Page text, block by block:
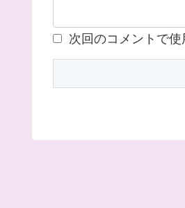
次回のコメントで